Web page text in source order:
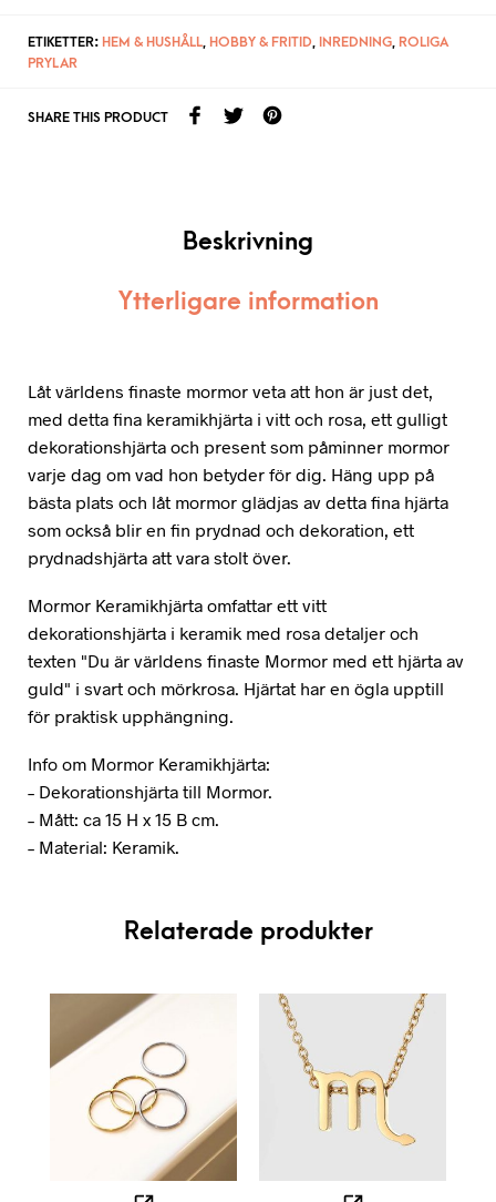
ETIKETTER: HEM & HUSHÅLL, HOBBY & FRITID, INREDNING, ROLIGA
PRYLAR
SHARE THIS PRODUCT
Beskrivning
Ytterligare information
Låt världens finaste mormor veta att hon är just det,
med detta fina keramikhjärta i vitt och rosa, ett gulligt
dekorationshjärta och present som påminner mormor
varje dag om vad hon betyder för dig. Häng upp på
bästa plats och låt mormor glädjas av detta fina hjärta
som också blir en fin prydnad och dekoration, ett
prydnadshjärta att vara stolt över.
Mormor Keramikhjärta omfattar ett vitt
dekorationshjärta i keramik med rosa detaljer och
texten "Du är världens finaste Mormor med ett hjärta av
guld" i svart och mörkrosa. Hjärtat har en ögla upptill
för praktisk upphängning.
Info om Mormor Keramikhjärta:
– Dekorationshjärta till Mormor.
– Mått: ca 15 H x 15 B cm.
– Material: Keramik.
Relaterade produkter